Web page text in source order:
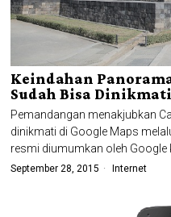
Keindahan
Sudah Bisa
Pemandangan menakjubkan
dinikmati di Google Maps
resmi diumumkan oleh Google
September 28, 2015 Internet